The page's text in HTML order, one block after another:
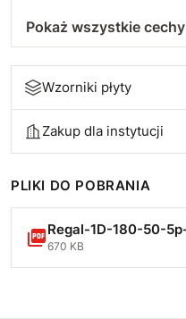
Pokaż wszystkie cechy
Wzorniki płyty
Zakup dla instytucji
PLIKI DO POBRANIA
670 KB